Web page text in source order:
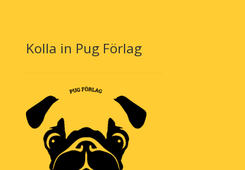
Kolla in Pug Förlag